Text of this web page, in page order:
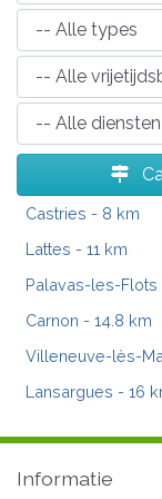
Castries - 8 km
Lattes - 11 km
Palavas-les-Flots
Carnon - 14.8 km
Villeneuve-lès-
Lansargues - 16
Informatie